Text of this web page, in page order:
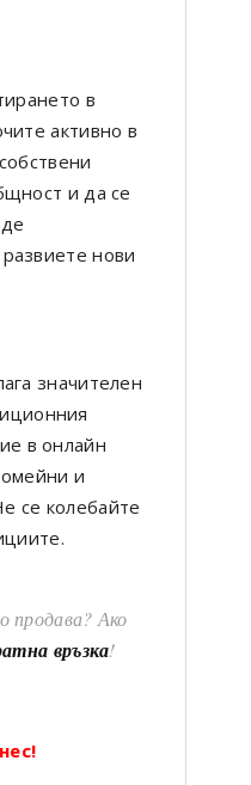
в
активно в
и да се
нови
значителен
в онлайн
и
се колебайте
продава? Ако
връзка!